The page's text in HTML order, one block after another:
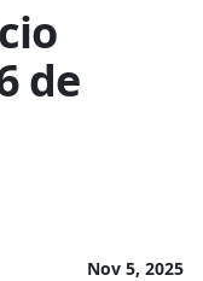
de
Nov 5, 2025